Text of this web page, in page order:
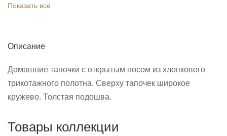
Показать всё
Описание
Домашние тапочки с открытым носом из хлопкового
трикотажного полотна. Сверху тапочек широкое
кружево. Толстая подошва.
Товары коллекции